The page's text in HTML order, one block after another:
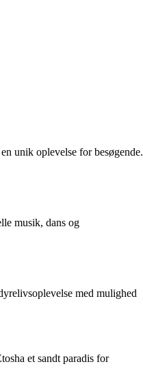
unik oplevelse for besøgende.
musik, dans og
med mulighed
et sandt paradis for